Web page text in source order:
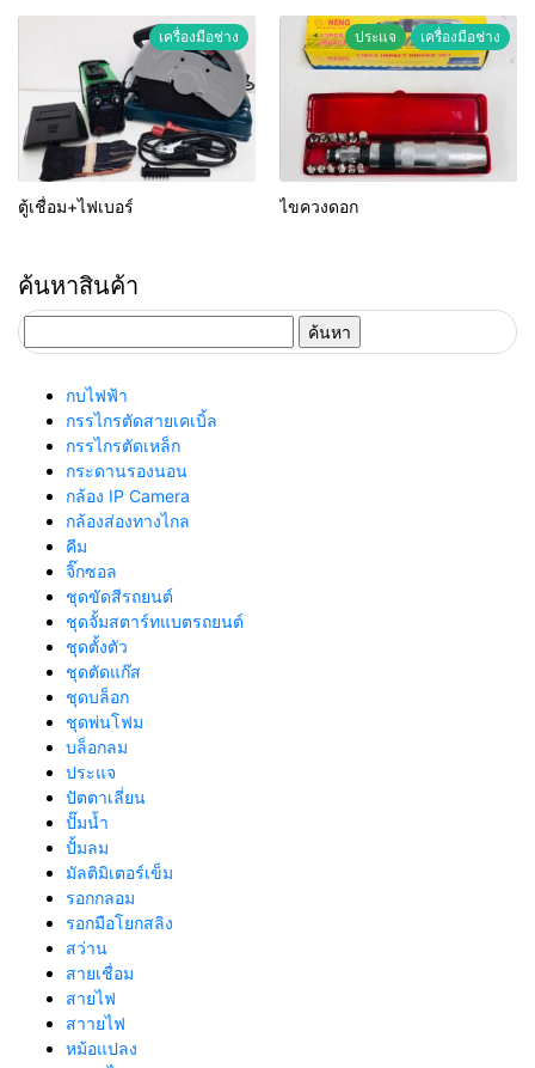
เครื่องมือช่าง
ตู้เชื่อม+ไฟเบอร์
ประแจ เครื่องมือช่าง
ไขควงดอก
ค้นหาสินค้า
สำหรับ:
กบไฟฟ้า
กรรไกรตัดสายเคเบิ้ล
กรรไกรตัดเหล็ก
กระดานรองนอน
กล้อง IP Camera
กล้องส่องทางไกล
คีม
จิ๊กซอล
ชุดขัดสีรถยนต์​
ชุดจั้มสตาร์ทแบตรถยนต์
ชุดตั้งตัว
ชุดตัดแก๊ส
ชุดบล็อก
ชุดพ่นโฟม
บล็อกลม
ประแจ
ปัตตาเลี่ยน
ปั๊มน้ำ
ปั้มลม
มัลติมิเตอร์เข็ม
รอกกลอม
รอกมือโยกสลิง
สว่าน
สายเชื่อม
สายไฟ
สาายไฟ
หม้อแปลง